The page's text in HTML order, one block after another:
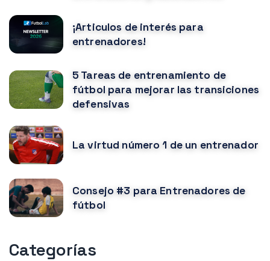
¡Articulos de interés para
entrenadores!
5 Tareas de entrenamiento de
fútbol para mejorar las transiciones
defensivas
La virtud número 1 de un entrenador
Consejo #3 para Entrenadores de
fútbol
Categorías